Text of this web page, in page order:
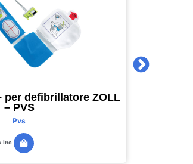
per defibrillatore ZOLL
– PVS
Pvs
inc.